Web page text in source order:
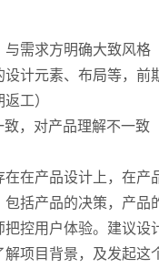
与需求方明确大致风格
设计元素、布局等，前
工）
致，对产品理解不一致
在在产品设计上，在产
包括产品的决策，产品
把控用户体验。建议设
解项目背景，及发起这